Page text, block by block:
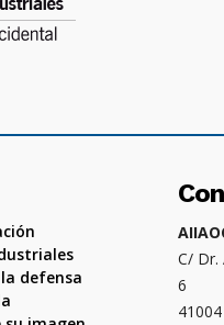
defensa
C/ Dr.
6